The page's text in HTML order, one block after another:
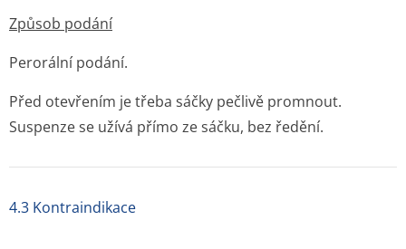
Způsob podání
Perorální podání.
Před otevřením je třeba sáčky pečlivě promnout.
Suspenze se užívá přímo ze sáčku, bez ředění.
4.3 Kontraindikace